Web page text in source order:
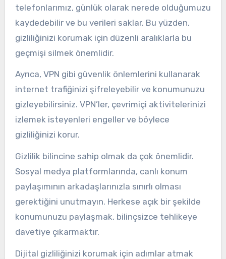
telefonlarımız, günlük olarak nerede olduğumuzu
kaydedebilir ve bu verileri saklar. Bu yüzden,
gizliliğinizi korumak için düzenli aralıklarla bu
geçmişi silmek önemlidir.
Ayrıca, VPN gibi güvenlik önlemlerini kullanarak
internet trafiğinizi şifreleyebilir ve konumunuzu
gizleyebilirsiniz. VPN’ler, çevrimiçi aktivitelerinizi
izlemek isteyenleri engeller ve böylece
gizliliğinizi korur.
Gizlilik bilincine sahip olmak da çok önemlidir.
Sosyal medya platformlarında, canlı konum
paylaşımının arkadaşlarınızla sınırlı olması
gerektiğini unutmayın. Herkese açık bir şekilde
konumunuzu paylaşmak, bilinçsizce tehlikeye
davetiye çıkarmaktır.
Dijital gizliliğinizi korumak için adımlar atmak